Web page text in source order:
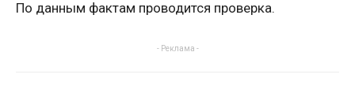
По данным фактам проводится проверка.
- Реклама -